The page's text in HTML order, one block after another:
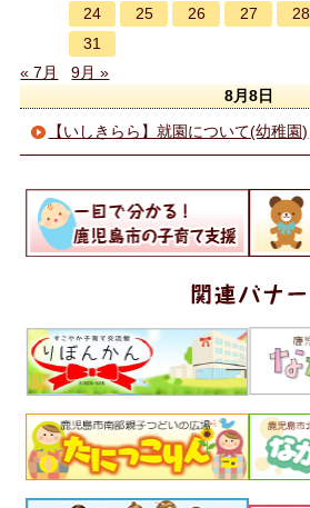
24
25 26 27 28
31
« 7月
9月 »
8月8日
【いしきらら】就園について(幼稚園)